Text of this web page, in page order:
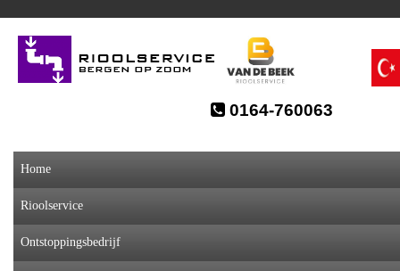
0164-760063
Home
Rioolservice
Ontstoppingsbedrijf